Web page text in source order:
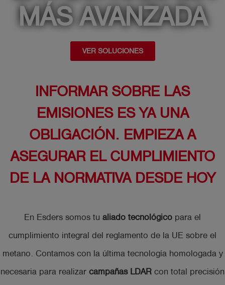
shield Registro
MÁS AVANZADA
VER SOLUCIONES
INFORMAR SOBRE LAS
EMISIONES ES YA UNA
OBLIGACIÓN. EMPIEZA A
ASEGURAR EL CUMPLIMIENTO
DE LA NORMATIVA DESDE HOY
En Esders somos tu aliado tecnológico para el
cumplimiento integral del reglamento de la UE sobre el
metano. Contamos con la última tecnología homologada y
necesaria para realizar campañas LDAR con total precisión